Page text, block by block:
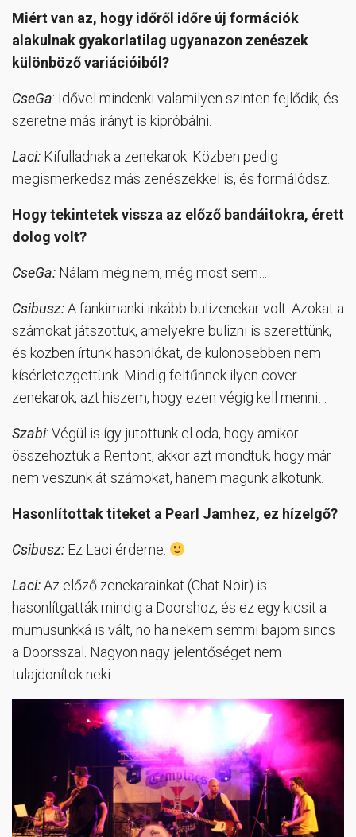
Miért van az, hogy időről időre új formációk
alakulnak gyakorlatilag ugyanazon zenészek
különböző variációiból?
CseGa: Idővel mindenki valamilyen szinten fejlődik, és
szeretne más irányt is kipróbálni.
Laci: Kifulladnak a zenekarok. Közben pedig
megismerkedsz más zenészekkel is, és formálódsz.
Hogy tekintetek vissza az előző bandáitokra, érett
dolog volt?
CseGa: Nálam még nem, még most sem…
Csibusz:A fankimanki inkább bulizenekar volt. Azokat a
számokat játszottuk, amelyekre bulizni is szerettünk,
és közben írtunk hasonlókat, de különösebben nem
kísérletezgettünk. Mindig feltűnnek ilyen cover-
zenekarok, azt hiszem, hogy ezen végig kell menni…
Szabi: Végül is így jutottunk el oda, hogy amikor
összehoztuk a Rentont, akkor azt mondtuk, hogy már
nem veszünk át számokat, hanem magunk alkotunk.
Hasonlítottak titeket a Pearl Jamhez, ez hízelgő?
Csibusz: Ez Laci érdeme.
Laci:Az előző zenekarainkat (Chat Noir) is
hasonlítgatták mindig a Doorshoz, és ez egy kicsit a
mumusunkká is vált, no ha nekem semmi bajom sincs
a Doorsszal. Nagyon nagy jelentőséget nem
tulajdonítok neki.